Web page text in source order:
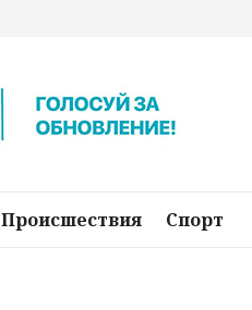
Происшествия Спорт